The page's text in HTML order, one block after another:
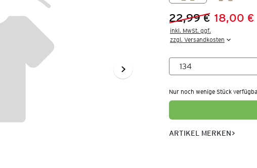
Vorheriger Preis:
22,99 €
Neuer Preis:18,00 €
inkl. MwSt. ggf.
zzgl. Versandkosten
Nur noch wenige Stück
ARTIKEL MERKEN